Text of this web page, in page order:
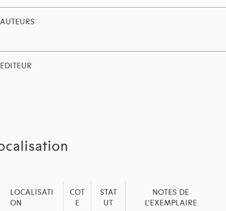
AUTEURS
EDITEUR
LOCALISATI
ON
COT
E
STAT
UT
NOTES DE
L'EXEMPLAIRE